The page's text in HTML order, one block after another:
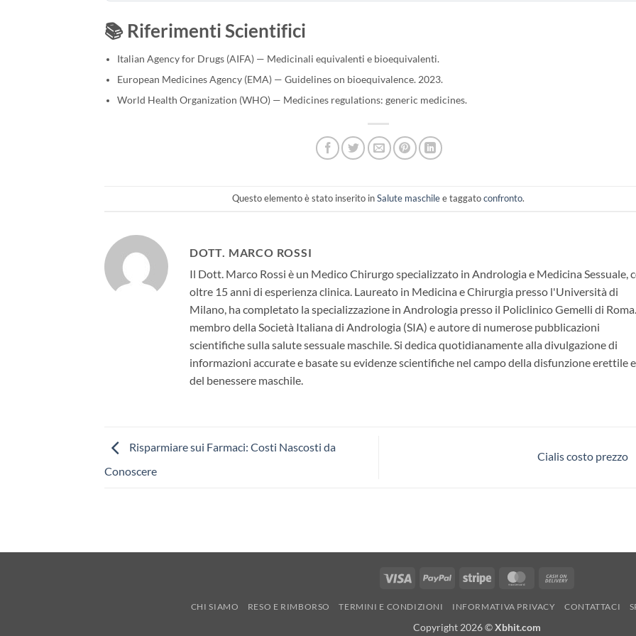
📚 Riferimenti Scientifici
Italian Agency for Drugs (AIFA) — Medicinali equivalenti e bioequivalenti.
European Medicines Agency (EMA) — Guidelines on bioequivalence. 2023.
World Health Organization (WHO) — Medicines regulations: generic medicines.
Questo elemento è stato inserito inSalute maschilee taggatoconfronto.
DOTT. MARCO ROSSI
Il Dott. Marco Rossi è un Medico Chirurgo specializzato in Andrologia e Medicina Sessuale,
oltre 15 anni di esperienza clinica. Laureato in Medicina e Chirurgia presso l'Università di
Milano, ha completato la specializzazione in Andrologia presso il Policlinico Gemelli di
membro della Società Italiana di Andrologia (SIA) e autore di numerose pubblicazioni
scientifiche sulla salute sessuale maschile. Si dedica quotidianamente alla divulgazione di
informazioni accurate e basate su evidenze scientifiche nel campo della disfunzione erettile e
del benessere maschile.
Risparmiare sui Farmaci: Costi Nascosti da
Conoscere
Cialis costo prezzo
Visa PayPal Stripe MasterCard
Delivery
CHI SIAMO RESO E RIMBORSO TERMINI E CONDIZIONI INFORMATIVA PRIVACY CONTATTACI
Copyright 2026 ©Xbhit.com